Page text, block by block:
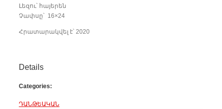
Լեզու՝ հայերեն
Չափսը՝ 16×24
Հրատարակվել է՝ 2020
Details
Categories:
ԴԱՆԹԵԱԿԱՆ